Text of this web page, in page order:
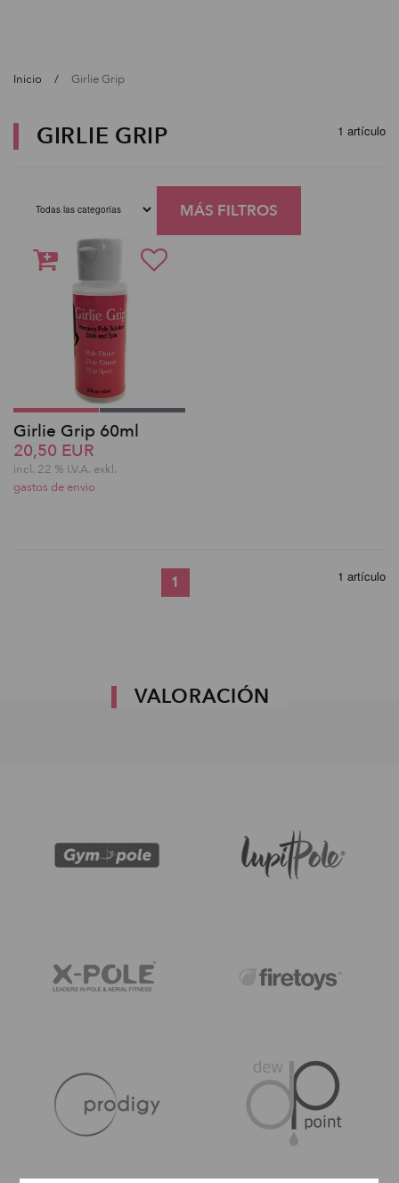
Inicio Girlie Grip
GIRLIE GRIP 1 artículo
MÁS FILTROS
Girlie Grip 60ml
20,50 EUR
incl. 22 % I.V.A. exkl.
gastos de envio
1 1 artículo
VALORACIÓN